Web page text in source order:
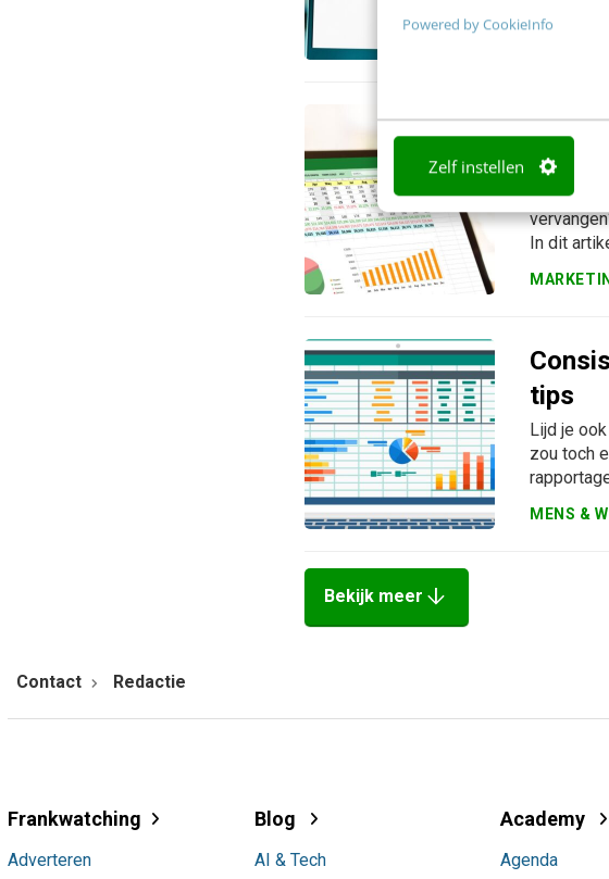
Powered by CookieInfo
Zelf instellen
Hoor jij
In dit
tips
Lijd je
zou toch
MENS &
Bekijk meer arrow_downward
Contact Redactie
Frankwatching
Adverteren
Blog
AI & Tech
Academy
Agenda